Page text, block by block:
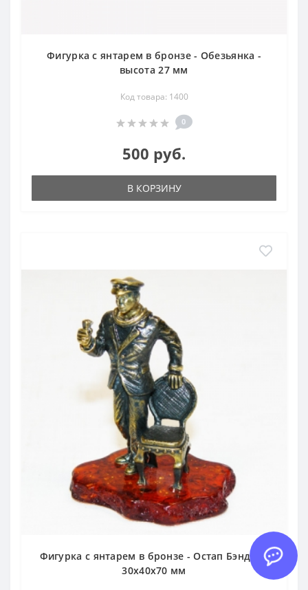
Фигурка с янтарем в бронзе - Обезьянка -
высота 27 мм
Код товара: 1400
0
500 руб.
В КОРЗИНУ
Фигурка с янтарем в бронзе - Остап Бэндэр -
30х40х70 мм